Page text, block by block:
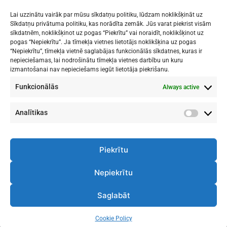
Lai uzzinātu vairāk par mūsu sīkdatņu politiku, lūdzam noklikšķināt uz
Sīkdatņu privātuma politiku, kas norādīta zemāk. Jūs varat piekrist visām
sīkdatnēm, noklikšķinot uz pogas “Piekrītu” vai noraidīt, noklikšķinot uz
pogas “Nepiekrītu”. Ja tīmekļa vietnes lietotājs noklikšķina uz pogas
“Nepiekrītu”, tīmekļa vietnē saglabājas funkcionālās sīkdatnes, kuras ir
nepieciešamas, lai nodrošinātu tīmekļa vietnes darbību un kuru
izmantošanai nav nepieciešams iegūt lietotāja piekrišanu.
Funkcionālās Always active
Analītikas
Piekrītu
Nepiekrītu
Saglabāt
Cookie Policy
Mākslu izglītības kompetences centrs
"Nacionālā Mākslu vidusskola"
RĪGAS DOMA KORA SKOLA
1. - 9. klases
Rīga, LV-1010